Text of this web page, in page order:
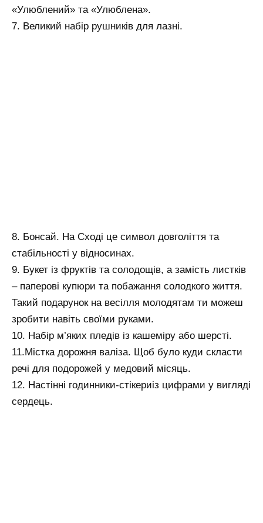
«Улюблений» та «Улюблена».
7. Великий набір рушників для лазні.
8. Бонсай. На Сході це символ довголіття та
стабільності у відносинах.
9. Букет із фруктів та солодощів, а замість листків
– паперові купюри та побажання солодкого життя.
Такий подарунок на весілля молодятам ти можеш
зробити навіть своїми руками.
10. Набір м’яких пледів із кашеміру або шерсті.
11.Містка дорожня валіза. Щоб було куди скласти
речі для подорожей у медовий місяць.
12. Настінні годинники-стікериіз цифрами у вигляді
сердець.